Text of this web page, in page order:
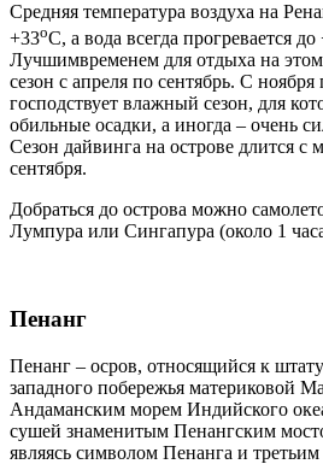
Средняя температура воздуха на
+33оС, а вода всегда прогревается
Лучшимвременем для отдыха на этом
сезон с апреля по сентябрь. С ноября
господствует влажный сезон, для
обильные осадки, а иногда – очень
Сезон дайвинга на острове длится с
сентября.
Добраться до острова можно
Лумпура или Сингапура (около 1
Пенанг
Пенанг – осров, относящийся к
западного побережья материковой
Андаманским морем Индийского
сушей знаменитым Пенангским
являясь символом Пенанга и